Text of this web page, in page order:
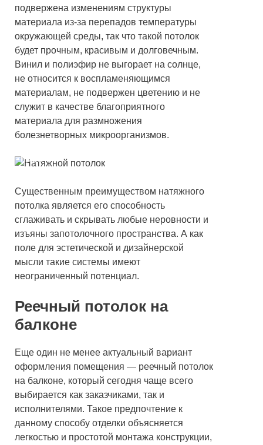
подвержена изменениям структуры
материала из-за перепадов температуры
окружающей среды, так что такой потолок
будет прочным, красивым и долговечным.
Винил и полиэфир не выгорает на солнце,
не относится к воспламеняющимся
материалам, не подвержен цветению и не
служит в качестве благоприятного
материала для размножения
болезнетворных микроорганизмов.
проблем
Существенным преимуществом натяжного
потолка является его способность
сглаживать и скрывать любые неровности и
изъяны запотолочного пространства. А как
поле для эстетической и дизайнерской
мысли такие системы имеют
неограниченный потенциал.
Реечный потолок на
балконе
Еще один не менее актуальный вариант
оформления помещения — реечный потолок
на балконе, который сегодня чаще всего
выбирается как заказчиками, так и
исполнителями. Такое предпочтение к
данному способу отделки объясняется
легкостью и простотой монтажа конструкции,